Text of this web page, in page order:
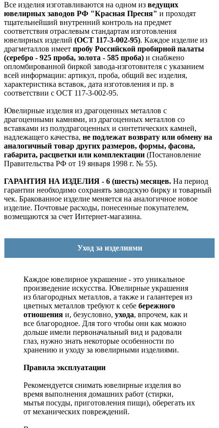
Все изделия изготавливаются на одном из ведущих
ювелирных заводов РФ "Красная Пресня" и проходят
тщательнейший внутренний контроль на предмет
соответствия отраслевым стандартам изготовления
ювелирных изделий (ОСТ 117-3-002-95). Каждое изделие из
драгметаллов имеет пробу Российской пробирной палаты
(серебро - 925 проба, золота - 585 проба) и снабжено
опломбированной биркой завода-изготовителя с указанием
всей информации: артикул, проба, общий вес изделия,
характеристика вставок, дата изготовления и пр. в
соответствии с ОСТ 117-3-002-95.
Ювелирные изделия из драгоценных металлов с
драгоценными камнями, из драгоценных металлов со
вставками из полудрагоценных и синтетических камней,
надлежащего качества, не подлежат возврату или обмену на
аналогичный товар других размеров, формы, фасона,
габарита, расцветки или комплектации (Постановление
Правительства РФ от 19 января 1998 г. № 55).
ГАРАНТИЯ НА ИЗДЕЛИЯ - 6 (шесть) месяцев. На период
гарантии необходимо сохранять заводскую бирку и товарный
чек. Бракованное изделие меняется на аналогичное новое
изделие. Почтовые расходы, понесенные покупателем,
возмещаются за счет Интернет-магазина.
Уход за изделиями
Каждое ювелирное украшение - это уникальное
произведение искусства. Ювелирные украшения
из благородных металлов, а также и галантерея из
цветных металлов требуют к себе бережного
отношения и, безусловно, ухода, впрочем, как и
все благородное. Для того чтобы они как можно
дольше имели первоначальный вид и радовали
глаз, нужно знать некоторые особенности по
хранению и уходу за ювелирными изделиями.
Правила эксплуатации
Рекомендуется снимать ювелирные изделия во
время выполнения домашних работ (стирки,
мытья посуды, приготовления пищи), оберегать их
от механических повреждений.